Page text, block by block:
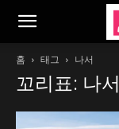
홈 태그 나서
꼬리표: 나서